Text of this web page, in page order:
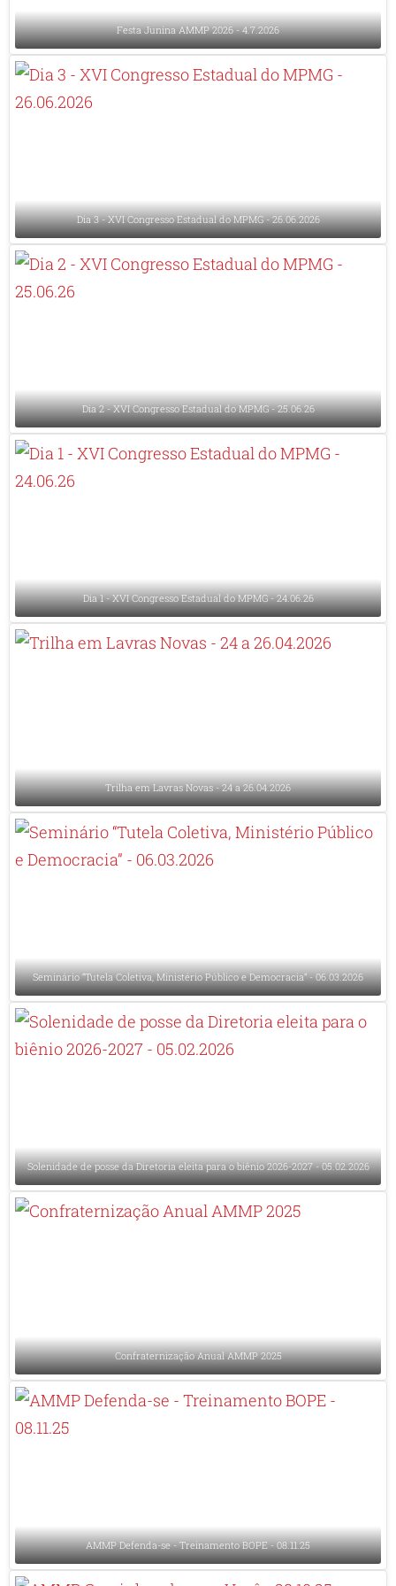
Festa Junina AMMP 2026 - 4.7.2026
Dia 3 - XVI Congresso Estadual do MPMG - 26.06.2026
Dia 2 - XVI Congresso Estadual do MPMG - 25.06.26
Dia 1 - XVI Congresso Estadual do MPMG - 24.06.26
Trilha em Lavras Novas - 24 a 26.04.2026
Seminário “Tutela Coletiva, Ministério Público e Democracia” - 06.03.2026
Solenidade de posse da Diretoria eleita para o biênio 2026-2027 - 05.02.2026
Confraternização Anual AMMP 2025
AMMP Defenda-se - Treinamento BOPE - 08.11.25